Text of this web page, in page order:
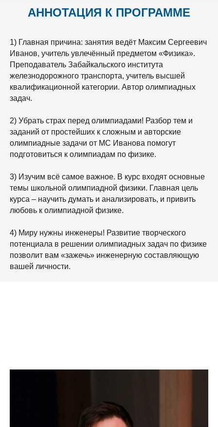
АННОТАЦИЯ К ПРОГРАММЕ
1) Главная причина: занятия ведёт Максим Сергеевич
Иванов, учитель увлечённый предметом «Физика».
Преподаватель Забайкальского института
железнодорожного транспорта, учитель высшей
квалификационной категории. Автор олимпиадных
задач.
2) Убрать страх перед олимпиадами! Разбор тем и
заданий от простейших к сложным и авторские
олимпиадные задачи от МС Иванова помогут
подготовиться к олимпиадам по физике.
3) Изучим всё самое важное. В курс входят основные
темы школьной олимпиадной физики. Главная цель
курса – научить думать и анализировать, и привить
любовь к олимпиадной физике.
4) Миру нужны инженеры! Развитие творческого
потенциала в решении олимпиадных задач по физике
позволит вам «зажечь» инженерную составляющую
вашей личности.